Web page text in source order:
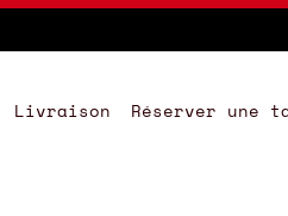
Livraison Réserver une